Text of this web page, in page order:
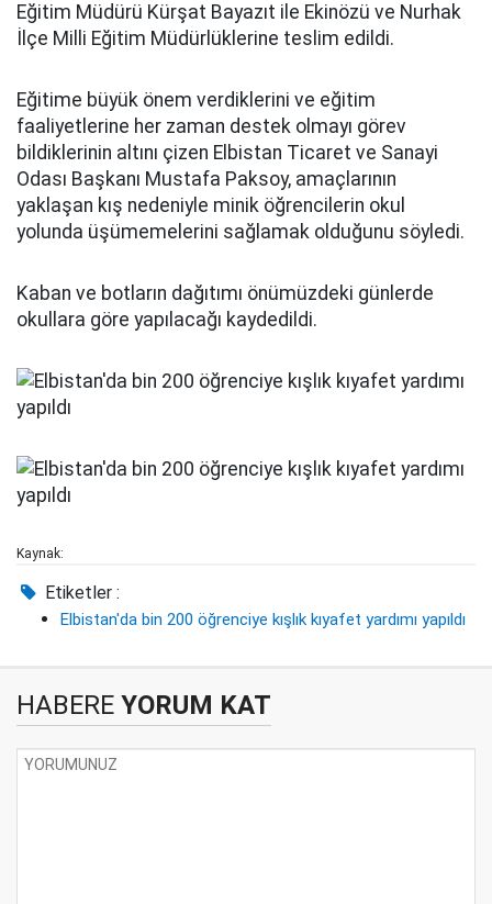
Eğitim Müdürü Kürşat Bayazıt ile Ekinözü ve Nurhak
İlçe Milli Eğitim Müdürlüklerine teslim edildi.
Eğitime büyük önem verdiklerini ve eğitim
faaliyetlerine her zaman destek olmayı görev
bildiklerinin altını çizen Elbistan Ticaret ve Sanayi
Odası Başkanı Mustafa Paksoy, amaçlarının
yaklaşan kış nedeniyle minik öğrencilerin okul
yolunda üşümemelerini sağlamak olduğunu söyledi.
Kaban ve botların dağıtımı önümüzdeki günlerde
okullara göre yapılacağı kaydedildi.
Kaynak:
Etiketler :
Elbistan'da bin 200 öğrenciye kışlık kıyafet yardımı yapıldı
HABERE YORUM KAT